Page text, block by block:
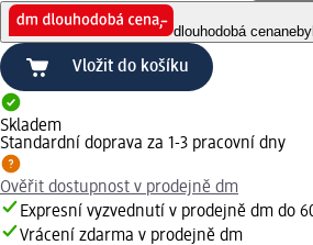
dlouhodobá cena
Vložit do košíku
Skladem
Standardní doprava za 1-3 pracovní dny
Ověřit dostupnost v prodejně dm
Expresní vyzvednutí v prodejně dm do
Vrácení zdarma v prodejně dm